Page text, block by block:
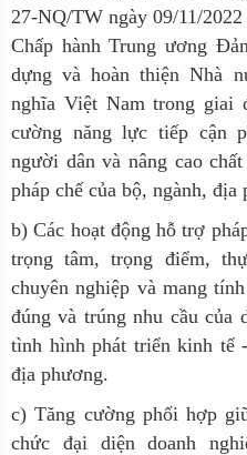
27-NQ/TW ngày 09/11/
Chấp hành Trung ương
dựng và hoàn thiện Nhà
nghĩa Việt Nam trong giai
cường năng lực tiếp cận
người dân và nâng cao
pháp chế của bộ, ngành, địa
b) Các hoạt động hỗ trợ
trọng tâm, trọng điểm,
chuyên nghiệp và mang
đúng và trúng nhu cầu của
tình hình phát triển kinh tế
địa phương.
c) Tăng cường phối hợp
chức đại diện doanh